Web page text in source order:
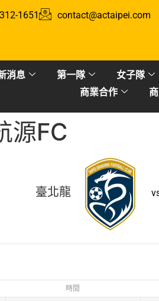
1651 contact@actaipei.com
消息 第一隊 女子隊
商業合作
源FC
臺北龍
時間